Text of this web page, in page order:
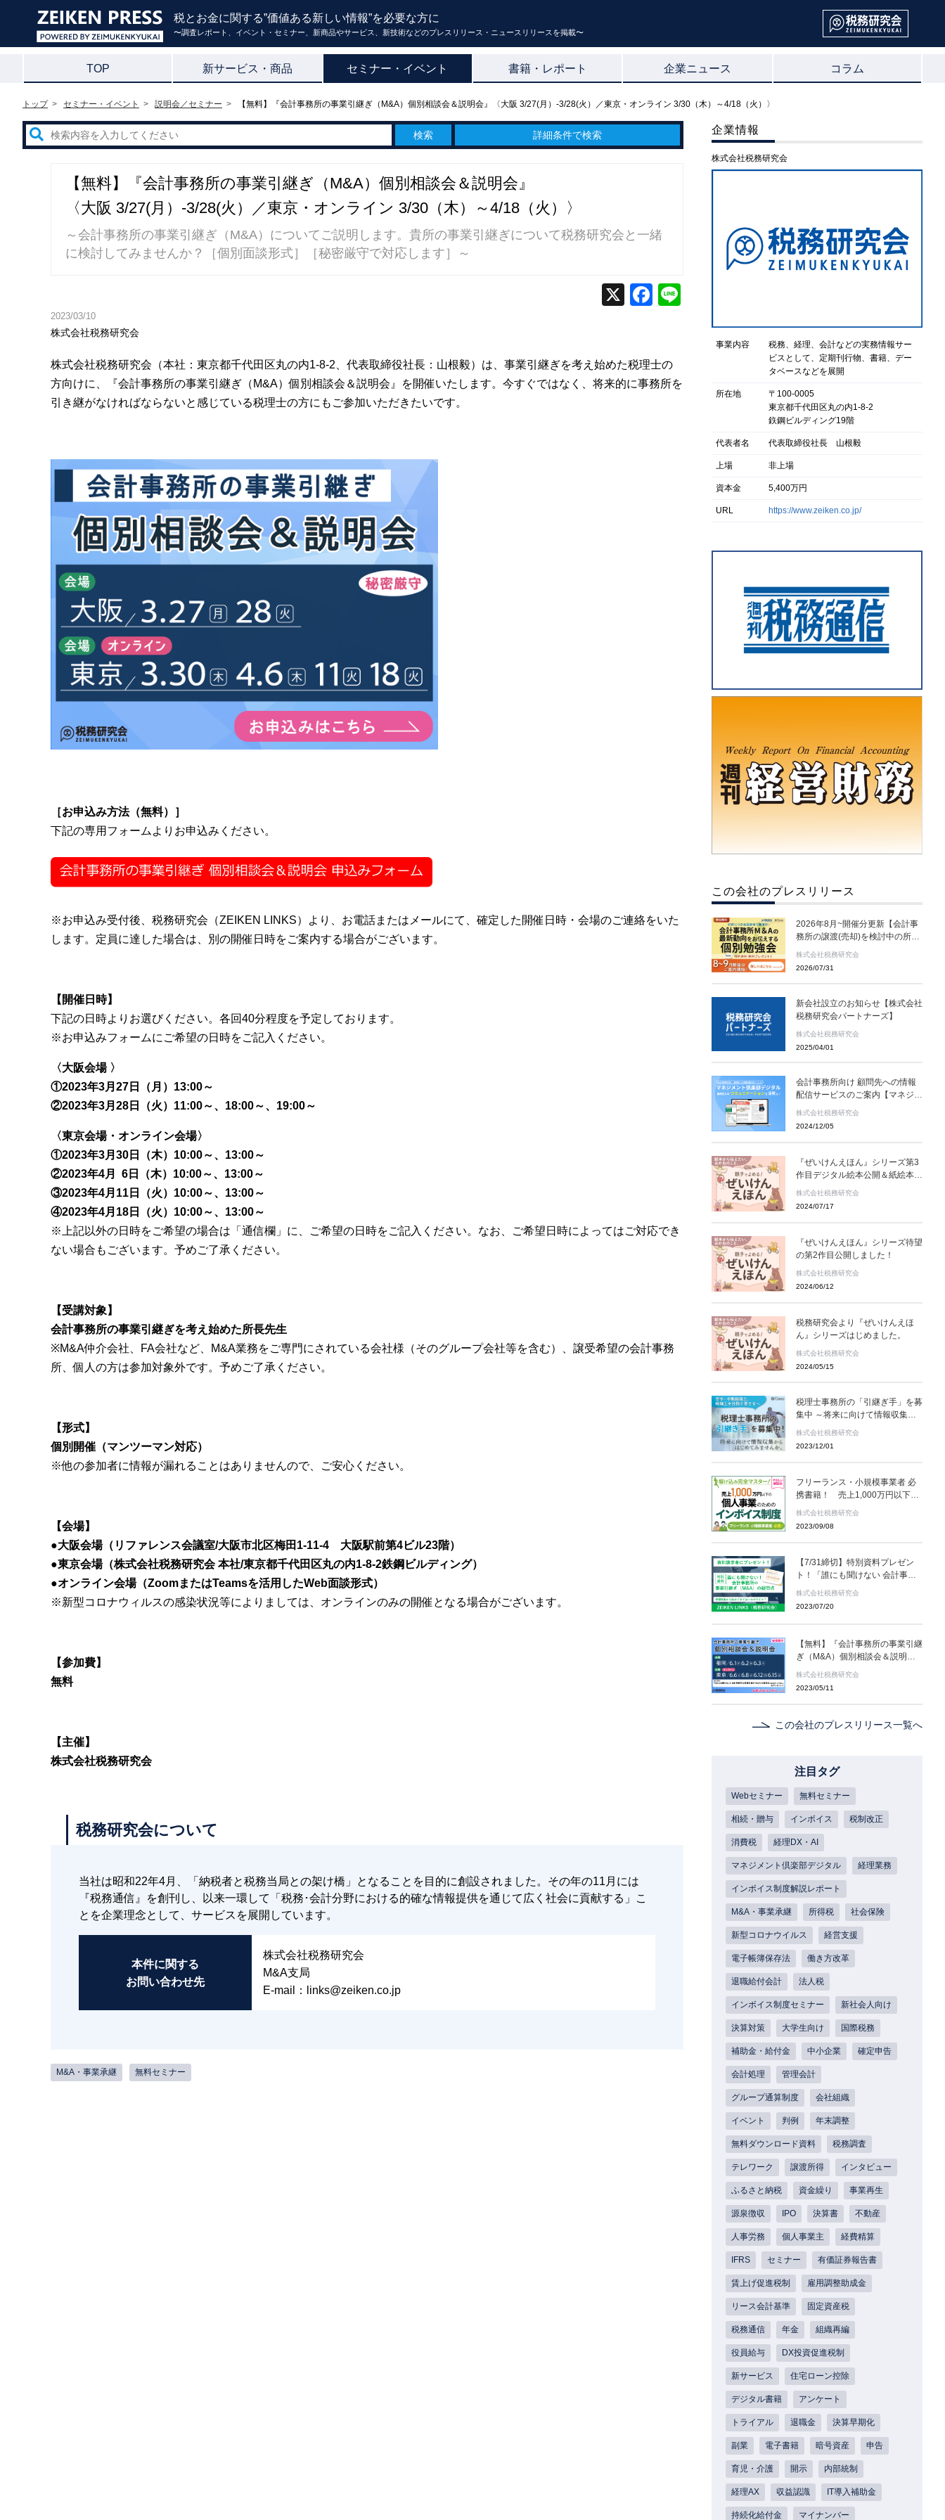
税とお金に関する”価値ある新しい情報”を必要な方に
〜調査レポート、イベント・セミナー、新商品やサービス、新技術などのプレスリリース・ニュースリリースを掲載〜
TOP 新サービス・商品 セミナー・イベント 書籍・レポート 企業ニュース コラム
トップ セミナー・イベント 説明会／セミナー 【無料】『会計事務所の事業引継ぎ（M&A）個別相談会＆説明会』〈大阪 3/27(月）-3/28(火）／東京・オンライン 3/30（木）～4/18（火）〉
詳細条件で検索
【無料】『会計事務所の事業引継ぎ（M&A）個別相談会＆説明会』
〈大阪 3/27(月）-3/28(火）／東京・オンライン 3/30（木）～4/18（火）〉
～会計事務所の事業引継ぎ（M&A）についてご説明します。貴所の事業引継ぎについて税務研究会と一緒
に検討してみませんか？［個別面談形式］［秘密厳守で対応します］～
2023/03/10
株式会社税務研究会
株式会社税務研究会（本社：東京都千代田区丸の内1-8-2、代表取締役社長：山根毅）は、事業引継ぎを考え始めた税理士の
方向けに、『会計事務所の事業引継ぎ（M&A）個別相談会＆説明会』を開催いたします。今すぐではなく、将来的に事務所を
引き継がなければならないと感じている税理士の方にもご参加いただきたいです。
［お申込み方法（無料）］
下記の専用フォームよりお申込みください。
※お申込み受付後、税務研究会（ZEIKEN LINKS）より、お電話またはメールにて、確定した開催日時・会場のご連絡をいた
します。定員に達した場合は、別の開催日時をご案内する場合がございます。
【開催日時】
下記の日時よりお選びください。各回40分程度を予定しております。
※お申込みフォームにご希望の日時をご記入ください。
〈大阪会場 〉
①2023年3月27日（月）13:00～
②2023年3月28日（火）11:00～、18:00～、19:00～
〈東京会場・オンライン会場〉
①2023年3月30日（木）10:00～、13:00～
②2023年4月 6日（木）10:00～、13:00～
③2023年4月11日（火）10:00～、13:00～
④2023年4月18日（火）10:00～、13:00～
※上記以外の日時をご希望の場合は「通信欄」に、ご希望の日時をご記入ください。なお、ご希望日時によってはご対応でき
ない場合もございます。予めご了承ください。
【受講対象】
会計事務所の事業引継ぎを考え始めた所長先生
※M&A仲介会社、FA会社など、M&A業務をご専門にされている会社様（そのグループ会社等を含む）、譲受希望の会計事務
所、個人の方は参加対象外です。予めご了承ください。
【形式】
個別開催（マンツーマン対応）
※他の参加者に情報が漏れることはありませんので、ご安心ください。
【会場】
●大阪会場（リファレンス会議室/大阪市北区梅田1-11-4 大阪駅前第4ビル23階）
●東京会場（株式会社税務研究会 本社/東京都千代田区丸の内1-8-2鉄鋼ビルディング）
●オンライン会場（ZoomまたはTeamsを活用したWeb面談形式）
※新型コロナウィルスの感染状況等によりましては、オンラインのみの開催となる場合がございます。
【参加費】
無料
【主催】
株式会社税務研究会
税務研究会について
当社は昭和22年4月、「納税者と税務当局との架け橋」となることを目的に創設されました。その年の11月には
『税務通信』を創刊し、以来一環して「税務･会計分野における的確な情報提供を通じて広く社会に貢献する」こ
とを企業理念として、サービスを展開しています。
本件に関する
お問い合わせ先
株式会社税務研究会
M&A支局
E-mail：links@zeiken.co.jp
M&A・事業承継 無料セミナー
企業情報
株式会社税務研究会
事業内容
税務、経理、会計などの実務情報サー
ビスとして、定期刊行物、書籍、デー
タベースなどを展開
所在地
〒100-0005
東京都千代田区丸の内1-8-2
鉃鋼ビルディング19階
代表者名 代表取締役社長 山根毅
上場 非上場
資本金 5,400万円
URL https://www.zeiken.co.jp/
この会社のプレスリリース
2026年8月~開催分更新【会計事
務所の譲渡(売却)を検討中の所長
で開催中！～
株式会社税務研究会
2026/07/31
新会社設立のお知らせ【株式会社
税務研究会パートナーズ】
株式会社税務研究会
2025/04/01
会計事務所向け 顧問先への情報
配信サービスのご案内【マネジメ
ント倶楽部デジタル】～顧問先と
株式会社税務研究会
2024/12/05
『ぜいけんえほん』シリーズ第3
作目デジタル絵本公開＆紙絵本発
売！
株式会社税務研究会
2024/07/17
『ぜいけんえほん』シリーズ待望
の第2作目公開しました！
株式会社税務研究会
2024/06/12
税務研究会より『ぜいけんえほ
ん』シリーズはじめました。
株式会社税務研究会
2024/05/15
税理士事務所の「引継ぎ手」を募
集中 ～将来に向けて情報収集か
らはじめてみませんか～
株式会社税務研究会
2023/12/01
フリーランス・小規模事業者 必
携書籍！ 売上1,000万円以下の
個人事業のためのインボイス制度
株式会社税務研究会
2023/09/08
【7/31締切】特別資料プレゼン
ト！「誰にも聞けない 会計事務
所の事業引継ぎ（M＆A）の疑問
門編］」
株式会社税務研究会
2023/07/20
【無料】『会計事務所の事業引継
ぎ（M&A）個別相談会＆説明
（M&A）の疑問点〈譲渡用・入
門編〉」をプレゼント！
株式会社税務研究会
2023/05/11
この会社のプレスリリース一覧へ
注目タグ
Webセミナー 無料セミナー
相続・贈与 インボイス 税制改正
消費税 経理DX・AI
マネジメント倶楽部デジタル 経理業務
インボイス制度解説レポート
M&A・事業承継 所得税 社会保険
新型コロナウイルス 経営支援
電子帳簿保存法 働き方改革
退職給付会計 法人税
インボイス制度セミナー 新社会人向け
決算対策 大学生向け 国際税務
補助金・給付金 中小企業 確定申告
会計処理 管理会計
グループ通算制度 会社組織
イベント 判例 年末調整
無料ダウンロード資料 税務調査
テレワーク 譲渡所得 インタビュー
ふるさと納税 資金繰り 事業再生
源泉徴収 IPO 決算書 不動産
人事労務 個人事業主 経費精算
IFRS セミナー 有価証券報告書
賃上げ促進税制 雇用調整助成金
リース会計基準 固定資産税
税務通信 年金 組織再編
役員給与 DX投資促進税制
新サービス 住宅ローン控除
デジタル書籍 アンケート
トライアル 退職金 決算早期化
副業 電子書籍 暗号資産 申告
育児・介護 開示 内部統制
経理AX 収益認識 IT導入補助金
持続化給付金 マイナンバー